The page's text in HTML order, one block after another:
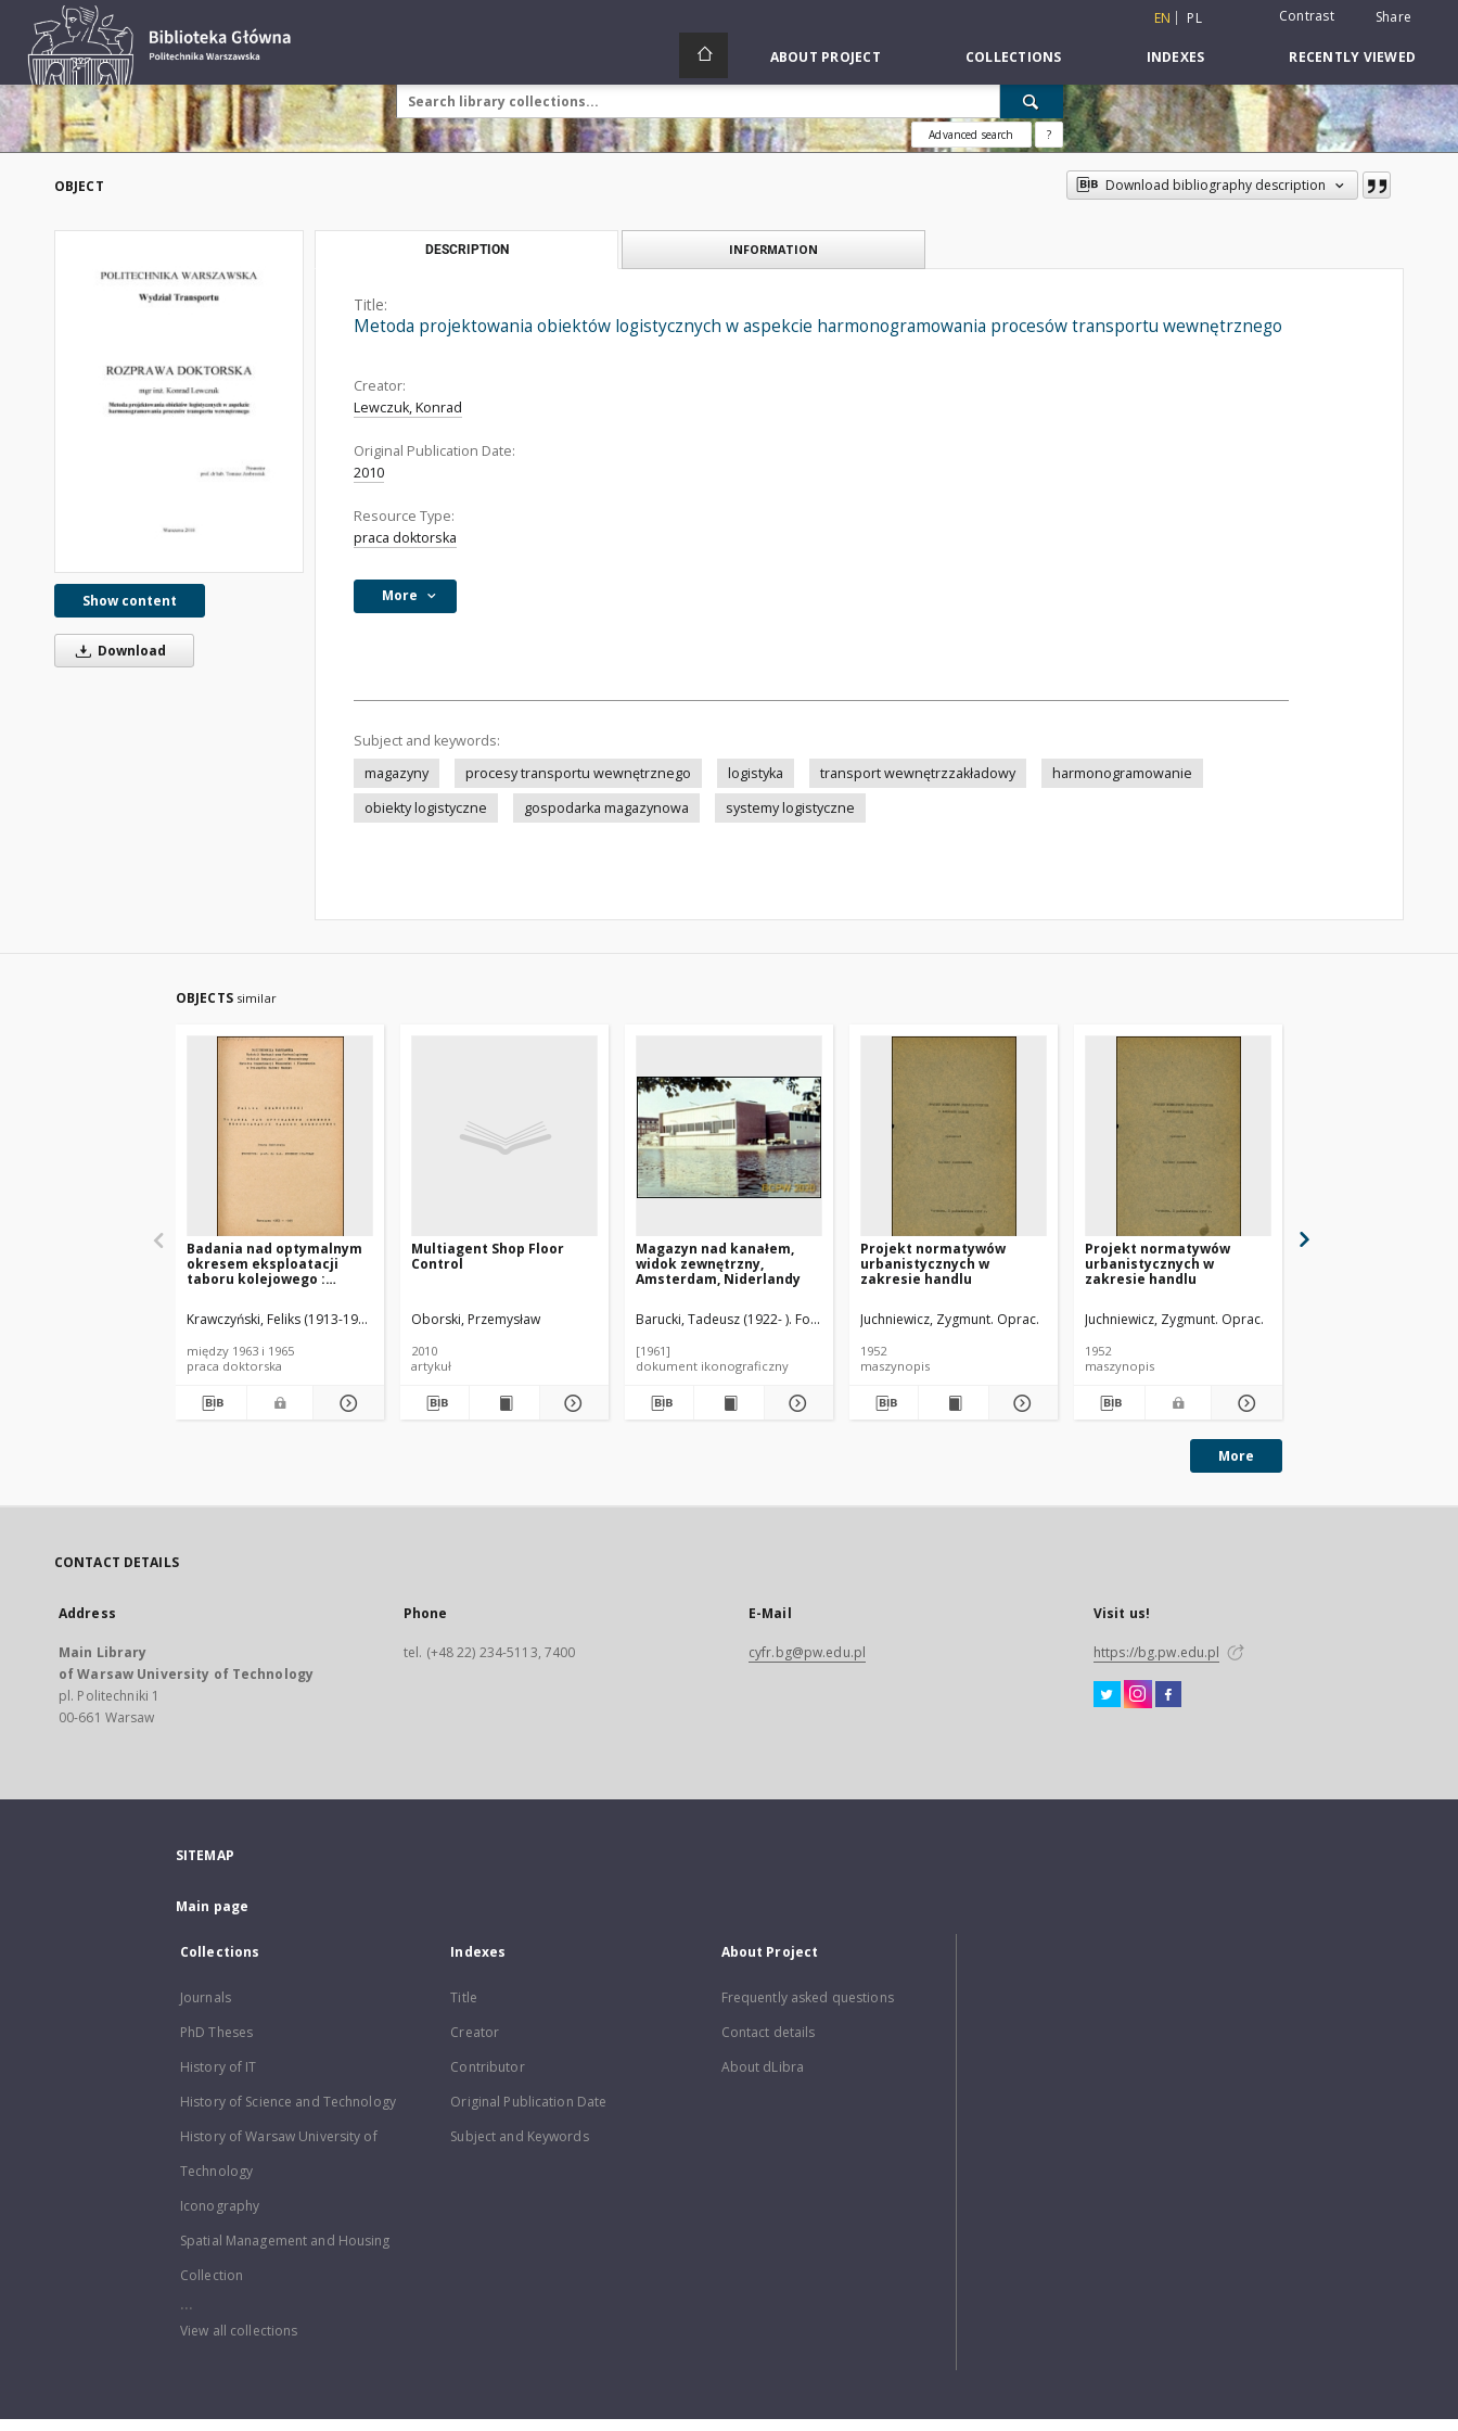
EN PL Contrast Share
ABOUT PROJECT COLLECTIONS INDEXES RECENTLY VIEWED
Advanced search ?
OBJECT Download bibliography description
Show content
Download
DESCRIPTION INFORMATION
Title:
Metoda projektowania obiektów logistycznych w aspekcie harmonogramowania procesów transportu wewnętrznego
Creator:
Lewczuk, Konrad
Original Publication Date:
2010
Resource Type:
praca doktorska
More
Subject and keywords:
magazyny
procesy transportu wewnętrznego logistyka transport wewnętrzzakładowy
harmonogramowanie
obiekty logistyczne
gospodarka magazynowa systemy logistyczne
OBJECTS similar
Badania nad optymalnym
okresem eksploatacji
taboru kolejowego :
Krawczyński, Feliks (1913-1999)
Chajtman, Seweryn (1919-2012). Promotor
między 1963 i 1965
praca doktorska
Multiagent Shop Floor
Control
Oborski, Przemysław
2010
artykuł
Magazyn nad kanałem,
widok zewnętrzny,
Amsterdam, Niderlandy
Barucki, Tadeusz (1922- ). Fotograf
[1961]
dokument ikonograficzny
Projekt normatywów
urbanistycznych w
zakresie handlu
Juchniewicz, Zygmunt. Oprac.
1952
maszynopis
Projekt normatywów
urbanistycznych w
zakresie handlu
Juchniewicz, Zygmunt. Oprac.
1952
maszynopis
More
CONTACT DETAILS
Address
Main Library
of Warsaw University of Technology
pl. Politechniki 1
00-661 Warsaw
Phone
tel. (+48 22) 234-5113, 7400
E-Mail
cyfr.bg@pw.edu.pl
Visit us!
https://bg.pw.edu.pl
SITEMAP
Main page
Collections
Journals
PhD Theses
History of IT
History of Science and Technology
History of Warsaw University of
Technology
Iconography
Spatial Management and Housing
Collection
...
View all collections
Indexes
Title
Creator
Contributor
Original Publication Date
Subject and Keywords
About Project
Frequently asked questions
Contact details
About dLibra